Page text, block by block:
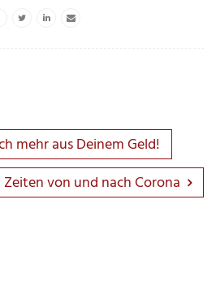
mehr aus Deinem Geld!
von und nach Corona